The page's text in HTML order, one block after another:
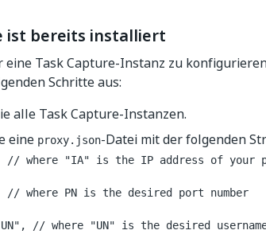
ist bereits installiert
eine Task Capture-Instanz zu
Schritte aus:
alle Task Capture-Instanzen.
eine proxy.json-Datei mit der folgenden
where "IA" is the IP address of your
where PN is the desired port number
// where "UN" is the desired